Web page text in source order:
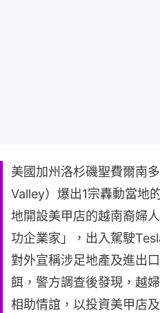
美國加州洛杉磯聖費爾南
Valley）爆出1宗轟動當地
地開設美甲店的越南裔婦
功企業家」，出入駕駛
對外宣稱涉足地產及進出
餌，警方調查後發現，越
相助情誼，以投資美甲店